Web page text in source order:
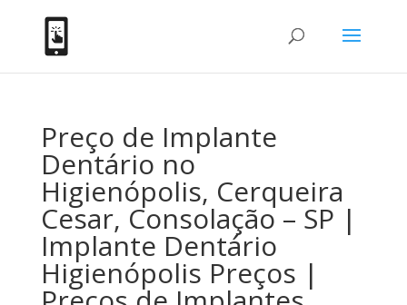
Preço de Implante
Dentário no
Higienópolis, Cerqueira
Cesar, Consolação – SP |
Implante Dentário
Higienópolis Preços |